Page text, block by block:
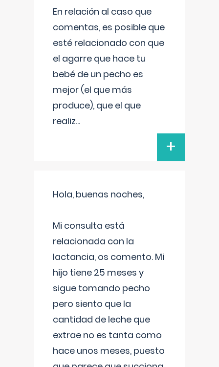
En relación al caso que
comentas, es posible que
esté relacionado con que
el agarre que hace tu
bebé de un pecho es
mejor (el que más
produce), que el que
realiz...
+
Hola, buenas noches,
Mi consulta está
relacionada con la
lactancia, os comento. Mi
hijo tiene 25 meses y
sigue tomando pecho
pero siento que la
cantidad de leche que
extrae no es tanta como
hace unos meses, puesto